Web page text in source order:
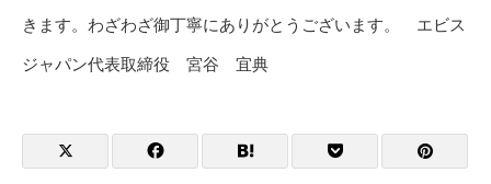
きます。わざわざ御丁寧にありがとうございます。 エビス
ジャパン代表取締役 宮谷 宜典